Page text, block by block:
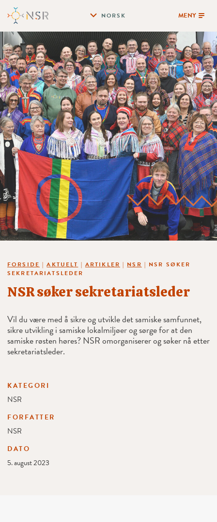
NORSK MENY
FORSIDE |AKTUELT | ARTIKLER | NSR | NSR SØKER
SEKRETARIATSLEDER
NSR søker sekretariatsleder
Vil du være med å sikre og utvikle det samiske samfunnet,
sikre utvikling i samiske lokalmiljøer og sørge for at den
samiske røsten høres? NSR omorganiserer og søker nå etter
sekretariatsleder.
KATEGORI
NSR
FORFATTER
NSR
DATO
5. august 2023